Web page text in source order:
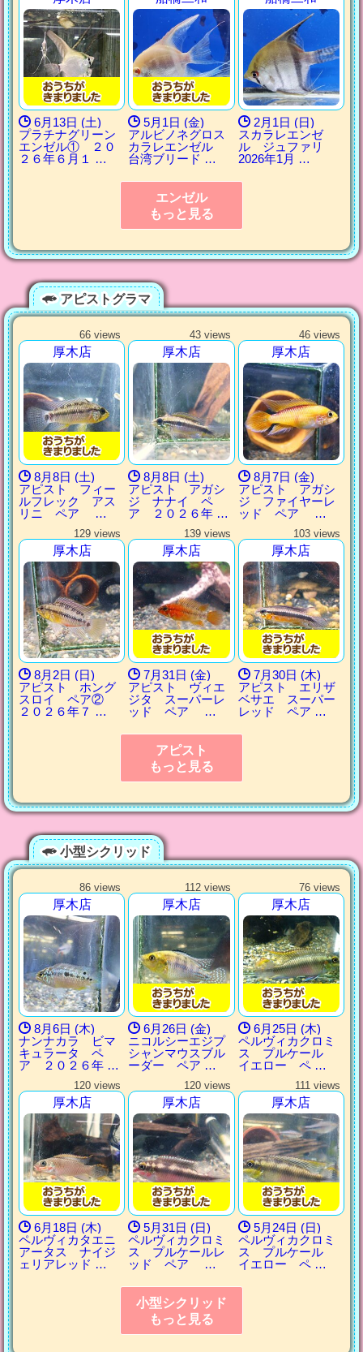
6月13日 (土)
プラチナグリーン
エンゼル① ２０
２６年６月１ …
5月1日 (金)
アルビノネグロス
カラレエンゼル
台湾ブリード …
2月1日 (日)
スカラレエンゼ
ル ジュファリ
2026年1月 …
エンゼル
もっと見る
アピストグラマ
66 views
厚木店
8月8日 (土)
アピスト フィー
ルフレック アス
リニ ペア …
43 views
厚木店
8月8日 (土)
アピスト アガシ
ジ ナナイ ペ
ア ２０２６年 …
46 views
厚木店
8月7日 (金)
アピスト アガシ
ジ ファイヤーレ
ッド ペア …
129 views
厚木店
8月2日 (日)
アピスト ホング
スロイ ペア②
２０２６年７ …
139 views
厚木店
7月31日 (金)
アピスト ヴィエ
ジタ スーパーレ
ッド ペア …
103 views
厚木店
7月30日 (木)
アピスト エリザ
ベサエ スーパー
レッド ペア …
アピスト
もっと見る
小型シクリッド
86 views
厚木店
8月6日 (木)
ナンナカラ ビマ
キュラータ ペ
ア ２０２６年 …
112 views
厚木店
6月26日 (金)
ニコルシーエジプ
シャンマウスブル
ーダー ペア …
76 views
厚木店
6月25日 (木)
ペルヴィカクロミ
ス プルケール
イエロー ペ …
120 views
厚木店
6月18日 (木)
ペルヴィカタエニ
アータス ナイジ
ェリアレッド …
120 views
厚木店
5月31日 (日)
ペルヴィカクロミ
ス プルケールレ
ッド ペア …
111 views
厚木店
5月24日 (日)
ペルヴィカクロミ
ス プルケール
イエロー ペ …
小型シクリッド
もっと見る